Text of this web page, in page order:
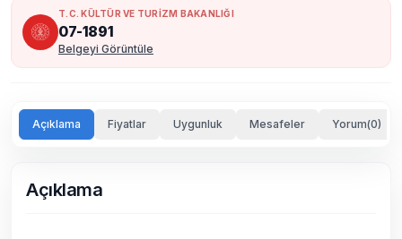
T.C. KÜLTÜR VE TURİZM BAKANLIĞI
07-1891
Belgeyi Görüntüle
Açıklama Fiyatlar Uygunluk Mesafeler Yorum(0)
Açıklama